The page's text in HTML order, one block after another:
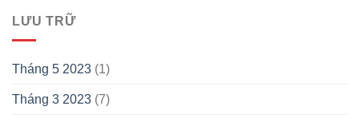
LƯU TRỮ
Tháng 5 2023 (1)
Tháng 3 2023 (7)